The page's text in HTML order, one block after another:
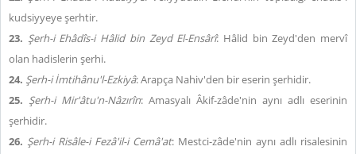
kudsiyyeye şerhtir.
23. Şerh-i Ehâdîs-i Hâlid bin Zeyd El-Ensârî: Hâlid bin Zeyd'den mervî
olan hadislerin şerhi.
24. Şerh-i İmtihânu'l-Ezkiyâ: Arapça Nahiv'den bir eserin şerhidir.
25. Şerh-i Mir'âtu'n-Nâzırîn: Amasyalı Âkif-zâde'nin aynı adlı eserinin
şerhidir.
26. Şerh-i Risâle-i Fezâ'il-i Cemâ'at: Mestci-zâde'nin aynı adlı risalesinin